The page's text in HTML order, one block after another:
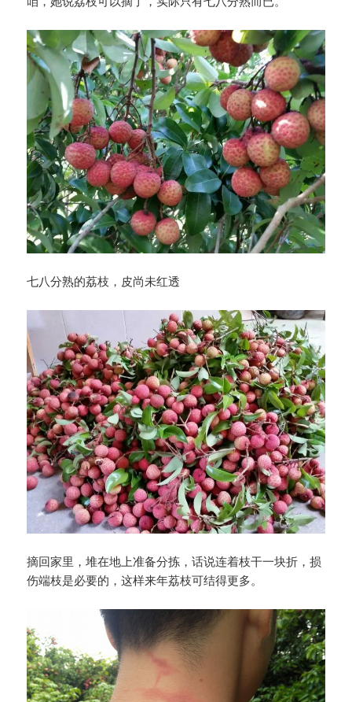
七八分熟的荔枝，皮尚未红透
摘回家里，堆在地上准备分拣，话说连着枝干一块折，损
伤端枝是必要的，这样来年荔枝可结得更多。